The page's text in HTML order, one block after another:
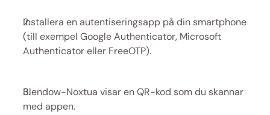
Installera en autentiseringsapp på din smartphone
(till exempel Google Authenticator, Microsoft
Authenticator eller FreeOTP).
Blendow-Noxtua visar en QR-kod som du skannar
med appen.